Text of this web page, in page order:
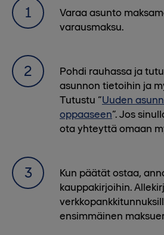
Varaa asunto
varausmaksu.
Pohdi rauhassa ja
asunnon tietoihin ja
Tutustu “Uuden
oppaaseen”. Jos
ota yhteyttä omaan
Kun päätät ostaa,
kauppakirjoihin.
ensimmäinen